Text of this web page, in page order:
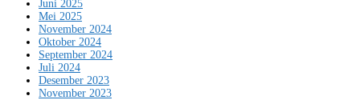
Juni 2025
Mei 2025
November 2024
Oktober 2024
September 2024
Juli 2024
Desember 2023
November 2023